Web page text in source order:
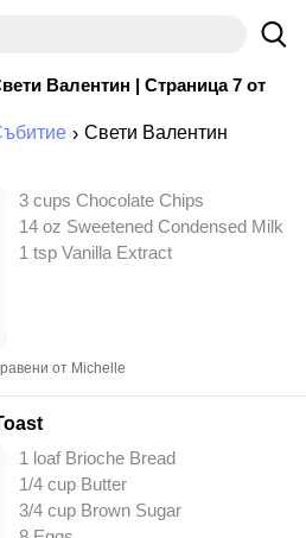
Валентин | Страница 7 от
Свети Валентин
3 cups Chocolate Chips
14 oz Sweetened Condensed Milk
1 tsp Vanilla Extract
от Michelle
1 loaf Brioche Bread
1/4 cup Butter
3/4 cup Brown Sugar